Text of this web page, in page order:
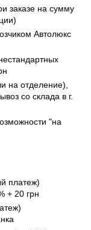
заказе на сумму
Автолюкс
на отделение),
со склада в г.
"на
платеж)
+ 20 грн